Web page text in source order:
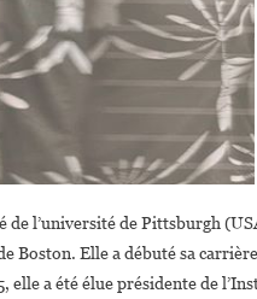
l’université de Pittsburgh
Boston. Elle a débuté sa
a été élue présidente de